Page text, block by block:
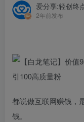
爱分享:轻创终
2年前发布
都说做互联网赚钱，
钱。